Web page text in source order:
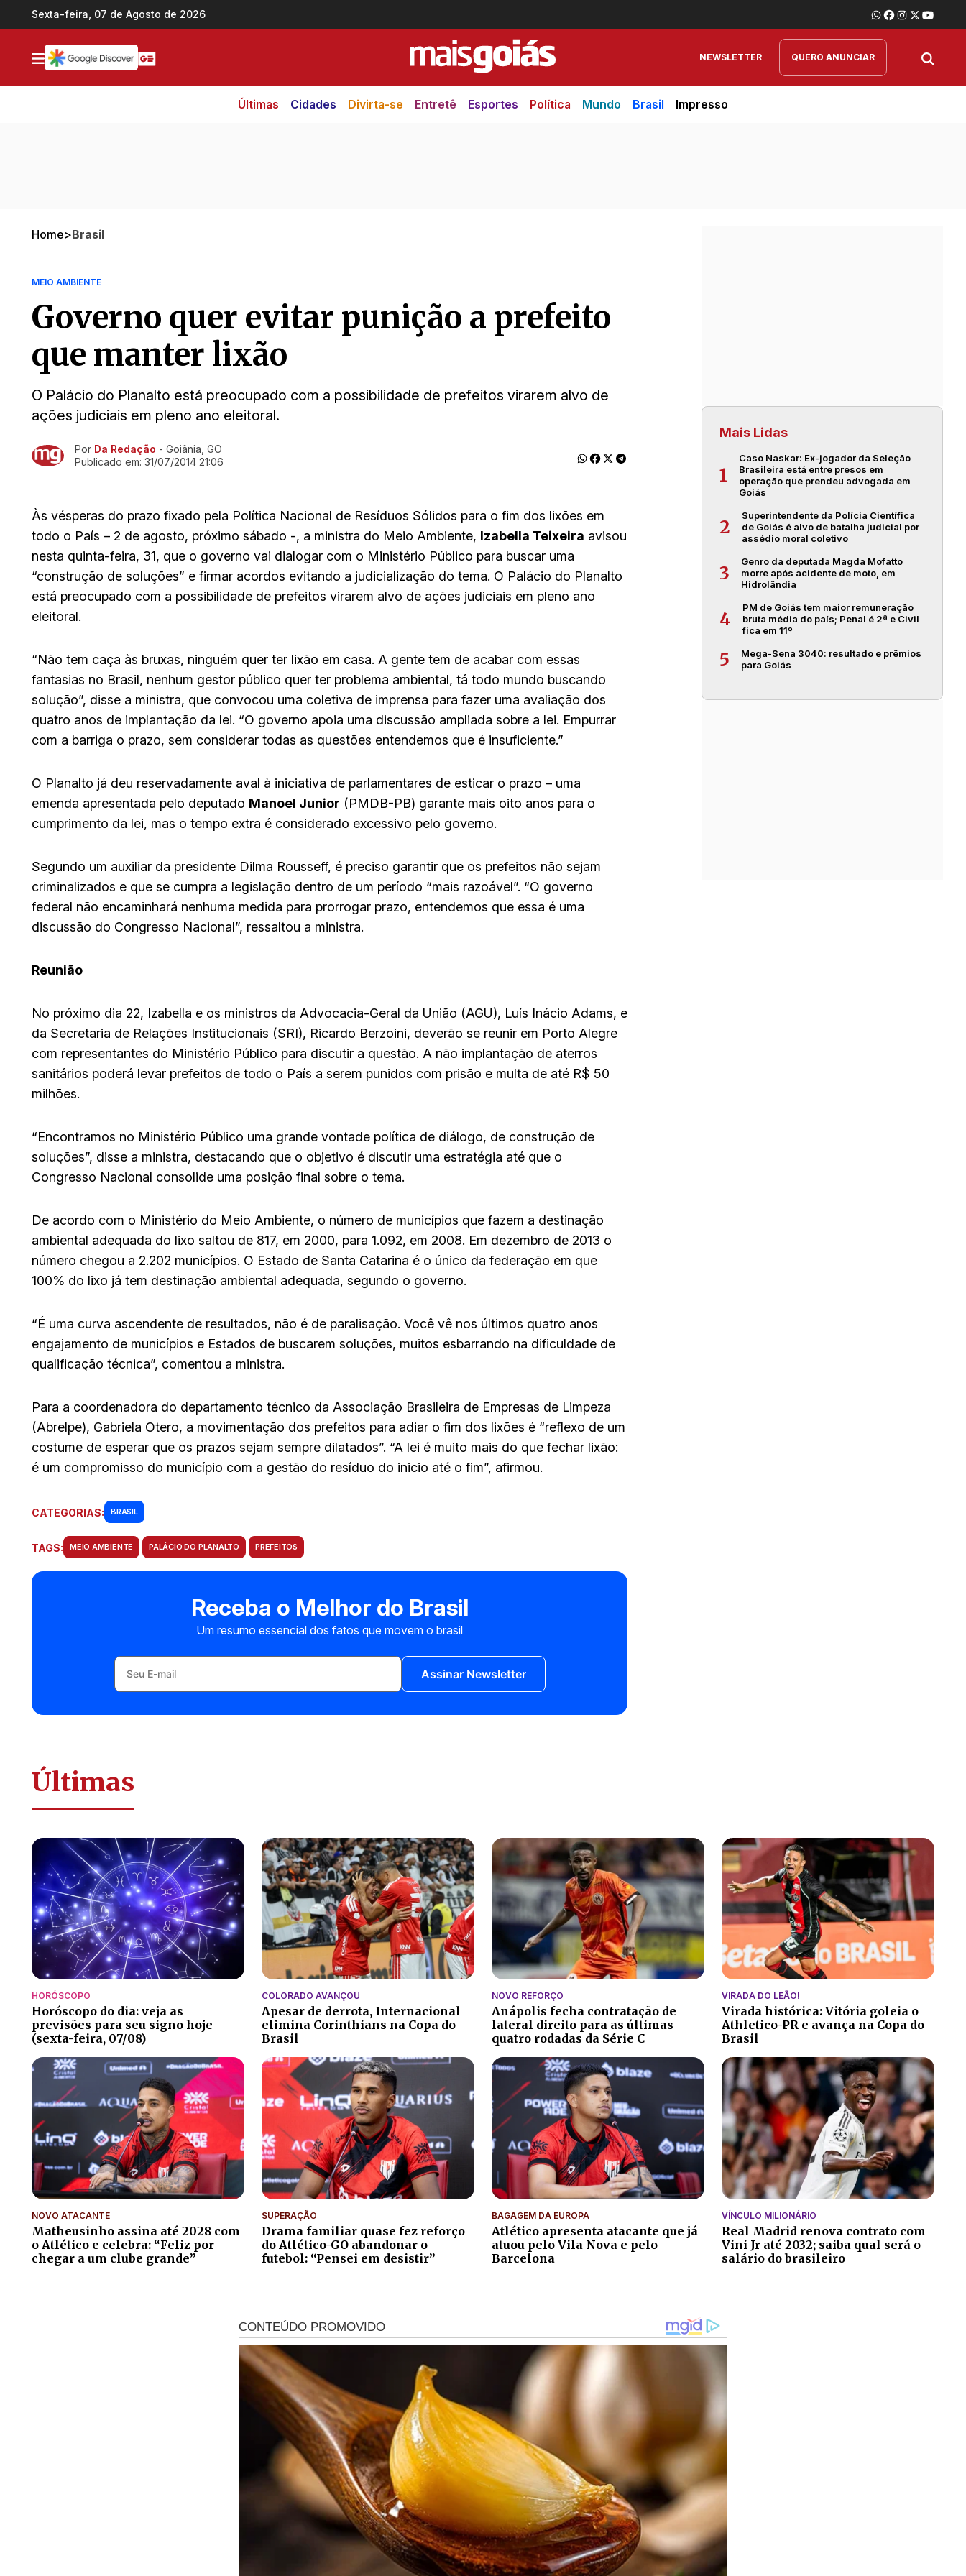
Ir direto pro conteúdo
Sexta-feira, 07 de Agosto de 2026
NEWSLETTER QUERO ANUNCIAR
Últimas Cidades Divirta-se Entretê Esportes Política Mundo Brasil Impresso
Home>Brasil
MEIO AMBIENTE
Governo quer evitar punição a prefeito
que manter lixão
O Palácio do Planalto está preocupado com a possibilidade de prefeitos virarem alvo de
ações judiciais em pleno ano eleitoral.
Ir direto pra matéria
Por Da Redação - Goiânia, GO
Publicado em: 31/07/2014 21:06
Às vésperas do prazo fixado pela Política Nacional de Resíduos Sólidos para o fim dos lixões em
todo o País – 2 de agosto, próximo sábado -, a ministra do Meio Ambiente, Izabella Teixeira avisou
nesta quinta-feira, 31, que o governo vai dialogar com o Ministério Público para buscar uma
“construção de soluções” e firmar acordos evitando a judicialização do tema. O Palácio do Planalto
está preocupado com a possibilidade de prefeitos virarem alvo de ações judiciais em pleno ano
eleitoral.
“Não tem caça às bruxas, ninguém quer ter lixão em casa. A gente tem de acabar com essas
fantasias no Brasil, nenhum gestor público quer ter problema ambiental, tá todo mundo buscando
solução”, disse a ministra, que convocou uma coletiva de imprensa para fazer uma avaliação dos
quatro anos de implantação da lei. “O governo apoia uma discussão ampliada sobre a lei. Empurrar
com a barriga o prazo, sem considerar todas as questões entendemos que é insuficiente.”
O Planalto já deu reservadamente aval à iniciativa de parlamentares de esticar o prazo – uma
emenda apresentada pelo deputado Manoel Junior (PMDB-PB) garante mais oito anos para o
cumprimento da lei, mas o tempo extra é considerado excessivo pelo governo.
Segundo um auxiliar da presidente Dilma Rousseff, é preciso garantir que os prefeitos não sejam
criminalizados e que se cumpra a legislação dentro de um período “mais razoável”. “O governo
federal não encaminhará nenhuma medida para prorrogar prazo, entendemos que essa é uma
discussão do Congresso Nacional”, ressaltou a ministra.
Reunião
No próximo dia 22, Izabella e os ministros da Advocacia-Geral da União (AGU), Luís Inácio Adams, e
da Secretaria de Relações Institucionais (SRI), Ricardo Berzoini, deverão se reunir em Porto Alegre
com representantes do Ministério Público para discutir a questão. A não implantação de aterros
sanitários poderá levar prefeitos de todo o País a serem punidos com prisão e multa de até R$ 50
milhões.
“Encontramos no Ministério Público uma grande vontade política de diálogo, de construção de
soluções”, disse a ministra, destacando que o objetivo é discutir uma estratégia até que o
Congresso Nacional consolide uma posição final sobre o tema.
De acordo com o Ministério do Meio Ambiente, o número de municípios que fazem a destinação
ambiental adequada do lixo saltou de 817, em 2000, para 1.092, em 2008. Em dezembro de 2013 o
número chegou a 2.202 municípios. O Estado de Santa Catarina é o único da federação em que
100% do lixo já tem destinação ambiental adequada, segundo o governo.
“É uma curva ascendente de resultados, não é de paralisação. Você vê nos últimos quatro anos
engajamento de municípios e Estados de buscarem soluções, muitos esbarrando na dificuldade de
qualificação técnica”, comentou a ministra.
Para a coordenadora do departamento técnico da Associação Brasileira de Empresas de Limpeza
(Abrelpe), Gabriela Otero, a movimentação dos prefeitos para adiar o fim dos lixões é “reflexo de um
costume de esperar que os prazos sejam sempre dilatados”. “A lei é muito mais do que fechar lixão:
é um compromisso do município com a gestão do resíduo do inicio até o fim”, afirmou.
CATEGORIAS: BRASIL
TAGS: MEIO AMBIENTE PALÁCIO DO PLANALTO PREFEITOS
Receba o Melhor do Brasil
Um resumo essencial dos fatos que movem o brasil
Assinar Newsletter
Mais Lidas
1
Caso Naskar: Ex-jogador da Seleção
Brasileira está entre presos em
operação que prendeu advogada em
Goiás
2
Superintendente da Polícia Científica
de Goiás é alvo de batalha judicial por
assédio moral coletivo
3
Genro da deputada Magda Mofatto
morre após acidente de moto, em
Hidrolândia
4
PM de Goiás tem maior remuneração
bruta média do país; Penal é 2ª e Civil
fica em 11º
5
Mega-Sena 3040: resultado e prêmios
para Goiás
Últimas
HORÓSCOPO
Horóscopo do dia: veja as
previsões para seu signo hoje
(sexta-feira, 07/08)
COLORADO AVANÇOU
Apesar de derrota, Internacional
elimina Corinthians na Copa do
Brasil
NOVO REFORÇO
Anápolis fecha contratação de
lateral direito para as últimas
quatro rodadas da Série C
VIRADA DO LEÃO!
Virada histórica: Vitória goleia o
Athletico-PR e avança na Copa do
Brasil
NOVO ATACANTE
Matheusinho assina até 2028 com
o Atlético e celebra: “Feliz por
chegar a um clube grande”
SUPERAÇÃO
Drama familiar quase fez reforço
do Atlético-GO abandonar o
futebol: “Pensei em desistir”
BAGAGEM DA EUROPA
Atlético apresenta atacante que já
atuou pelo Vila Nova e pelo
Barcelona
VÍNCULO MILIONÁRIO
Real Madrid renova contrato com
Vini Jr até 2032; saiba qual será o
salário do brasileiro